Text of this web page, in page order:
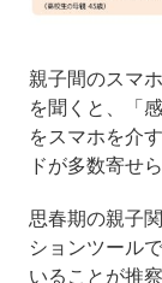
親子間のスマ
を聞くと、「
をスマホを介
ドが多数寄せ
思春期の親子
ションツール
いることが推察